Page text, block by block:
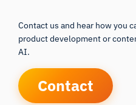
Contact us and hear how you
product development or
AI.
Contact